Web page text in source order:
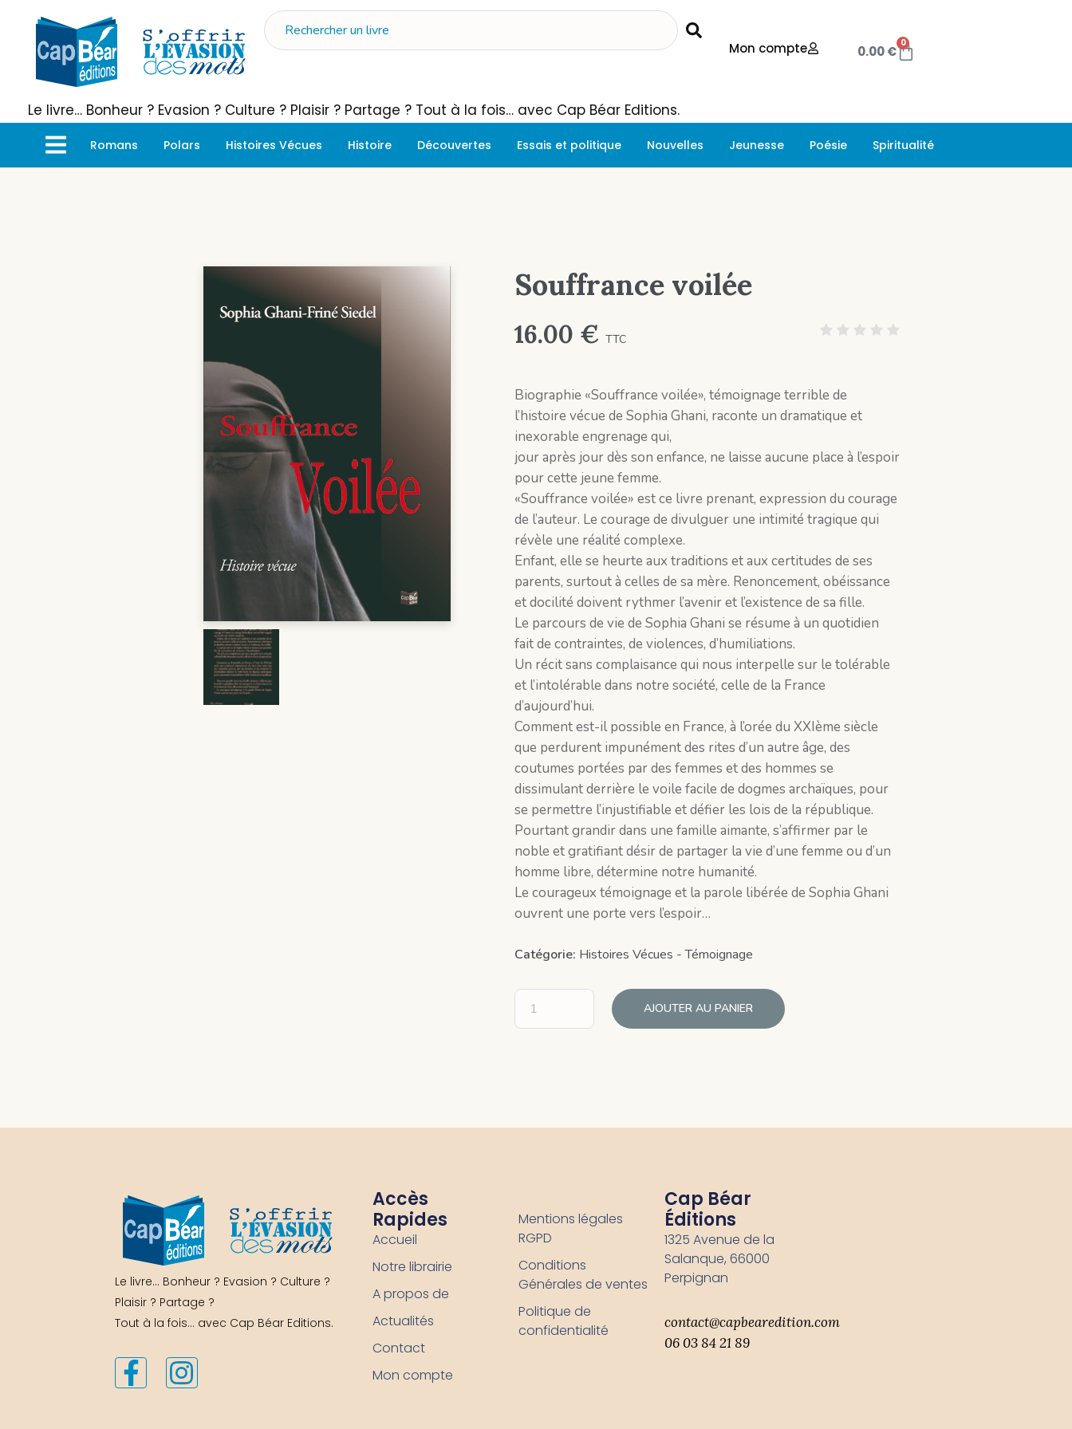
Mon compte 0.00€
0
Le livre… Bonheur ? Evasion ? Culture ? Plaisir ? Partage ? Tout à la fois… avec Cap Béar Editions.
Romans Polars Histoires Vécues Histoire Découvertes Essais et politique Nouvelles Jeunesse Poésie Spiritualité
Souffrance voilée
16.00 € TTC
Biographie «Souffrance voilée», témoignage terrible de
l’histoire vécue de Sophia Ghani, raconte un dramatique et
inexorable engrenage qui,
jour après jour dès son enfance, ne laisse aucune place à l’espoir
pour cette jeune femme.
«Souffrance voilée» est ce livre prenant, expression du courage
de l’auteur. Le courage de divulguer une intimité tragique qui
révèle une réalité complexe.
Enfant, elle se heurte aux traditions et aux certitudes de ses
parents, surtout à celles de sa mère. Renoncement, obéissance
et docilité doivent rythmer l’avenir et l’existence de sa fille.
Le parcours de vie de Sophia Ghani se résume à un quotidien
fait de contraintes, de violences, d’humiliations.
Un récit sans complaisance qui nous interpelle sur le tolérable
et l’intolérable dans notre société, celle de la France
d’aujourd’hui.
Comment est-il possible en France, à l’orée du XXIème siècle
que perdurent impunément des rites d’un autre âge, des
coutumes portées par des femmes et des hommes se
dissimulant derrière le voile facile de dogmes archaïques, pour
se permettre l’injustifiable et défier les lois de la république.
Pourtant grandir dans une famille aimante, s’affirmer par le
noble et gratifiant désir de partager la vie d’une femme ou d’un
homme libre, détermine notre humanité.
Le courageux témoignage et la parole libérée de Sophia Ghani
ouvrent une porte vers l’espoir…
Catégorie: Histoires Vécues - Témoignage
AJOUTER AU PANIER
Le livre… Bonheur ? Evasion ? Culture ?
Plaisir ? Partage ?
Tout à la fois… avec Cap Béar Editions.
Accès
Rapides
Accueil
Notre librairie
A propos de
Actualités
Contact
Mon compte
Mentions légales
RGPD
Conditions
Générales de ventes
Politique de
confidentialité
Cap Béar
Éditions
1325 Avenue de la
Salanque, 66000
Perpignan
contact@capbearedition.com
06 03 84 21 89